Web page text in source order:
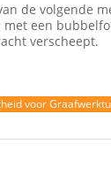
de volgende
een
verscheept.
voor